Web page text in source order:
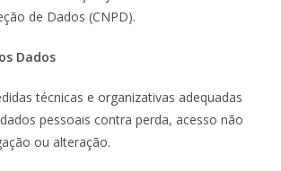
de Dados (CNPD).
Dados
técnicas e organizativas adequadas
pessoais contra perda, acesso não
ou alteração.